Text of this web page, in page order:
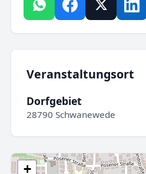
Veranstaltungsort
Dorfgebiet
28790 Schwanewede
+